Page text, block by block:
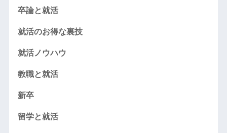
卒論と就活
就活のお得な裏技
就活ノウハウ
教職と就活
新卒
留学と就活